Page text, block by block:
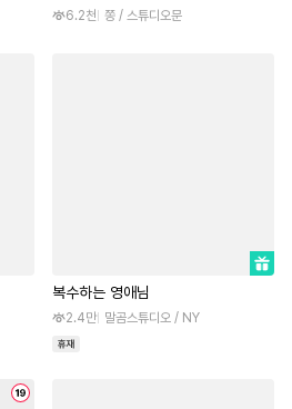
6.2천 쫑 / 스튜디오문
복수하는 영애님
2.4만 말곰스튜디오 / NY